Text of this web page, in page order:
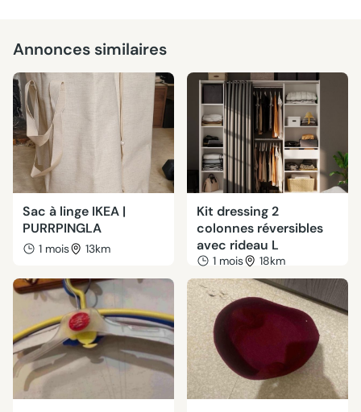
Annonces similaires
Sac à linge IKEA |
PURRPINGLA
1 mois 13km
Kit dressing 2
colonnes réversibles
avec rideau L
1 mois 18km